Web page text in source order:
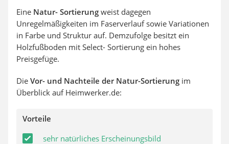
Eine Natur- Sortierung weist dagegen
Unregelmäßigkeiten im Faserverlauf sowie Variationen
in Farbe und Struktur auf. Demzufolge besitzt ein
Holzfußboden mit Select- Sortierung ein hohes
Preisgefüge.
Die Vor- und Nachteile der Natur-Sortierung im
Überblick auf Heimwerker.de:
Vorteile
sehr natürliches Erscheinungsbild